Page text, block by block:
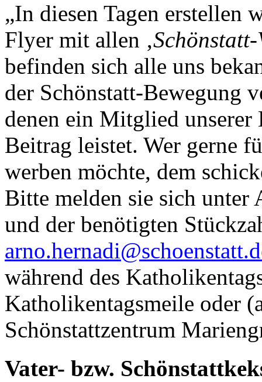
„In diesen Tagen erstellen
Flyer mit allen ‚
befinden sich alle uns
der Schönstatt-Bewegung
denen ein Mitglied
Beitrag leistet. Wer gerne
werben möchte, dem
Bitte melden sie sich unter
und der benötigten
während des
Katholikentagsmeile oder
Schönstattzentrum
Vater- bzw.